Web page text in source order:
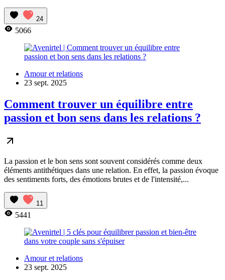
24
5066
Amour et relations
23 sept. 2025
Comment trouver un équilibre entre
passion et bon sens dans les relations ?
La passion et le bon sens sont souvent considérés comme deux
éléments antithétiques dans une relation. En effet, la passion évoque
des sentiments forts, des émotions brutes et de l'intensité,...
11
5441
Amour et relations
23 sept. 2025